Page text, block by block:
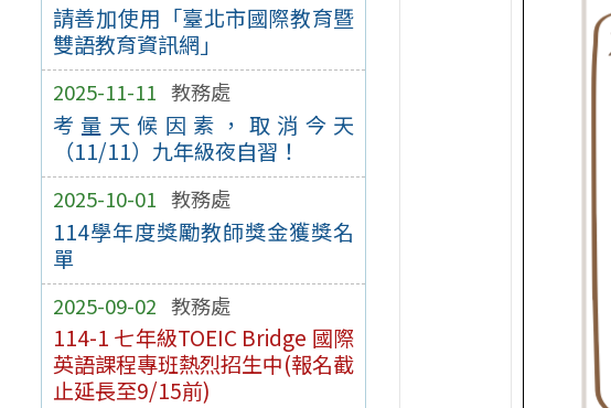
請善加使用「臺北市國際教育暨
雙語教育資訊網」
2025-11-11 教務處
考量天候因素，取消今天
（11/11）九年級夜自習！
2025-10-01 教務處
114學年度獎勵教師獎金獲獎名
單
2025-09-02 教務處
114-1 七年級TOEIC Bridge 國際
英語課程專班熱烈招生中(報名截
止延長至9/15前)